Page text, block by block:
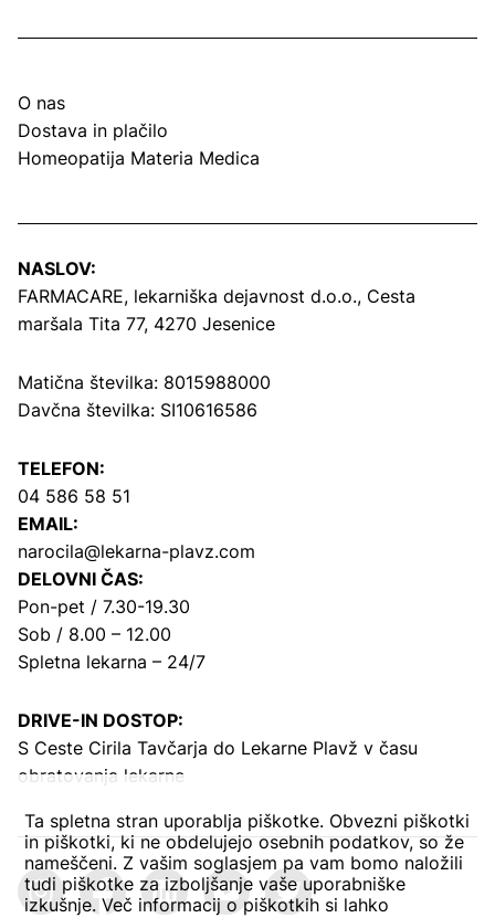
O nas
Dostava in plačilo
Homeopatija Materia Medica
NASLOV:
FARMACARE, lekarniška dejavnost d.o.o., Cesta
maršala Tita 77, 4270 Jesenice
Matična številka: 8015988000
Davčna številka: SI10616586
TELEFON:
04 586 58 51
EMAIL:
narocila@lekarna-plavz.com
DELOVNI ČAS:
Pon-pet / 7.30-19.30
Sob / 8.00 – 12.00
Spletna lekarna – 24/7
DRIVE-IN DOSTOP:
S Ceste Cirila Tavčarja do Lekarne Plavž v času
obratovanja lekarne
Ta spletna stran uporablja piškotke. Obvezni piškotki
in piškotki, ki ne obdelujejo osebnih podatkov, so že
nameščeni. Z vašim soglasjem pa vam bomo naložili
tudi piškotke za izboljšanje vaše uporabniške
izkušnje. Več informacij o piškotkih si lahko